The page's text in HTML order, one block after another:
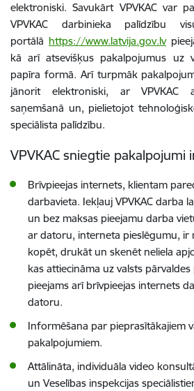
elektroniski. Savukārt VPVKAC var
VPVKAC darbinieka palīdzību
portālā https://www.latvija.gov.lv
kā arī atsevišķus pakalpojumus uz
papīra formā. Arī turpmāk
jānorit elektroniski, ar VPVKAC
saņemšanā un, pielietojot
speciālista palīdzību.
VPVKAC sniegtie pakalpojumi
Brīvpieejas internets, klientam
darbavieta. Iekļauj VPVKAC darba
un bez maksas pieejamu darba
ar datoru, interneta pieslēgumu, ir
kopēt, drukāt un skenēt neliela
kas attiecināma uz valsts
pieejams arī brīvpieejas internets
datoru.
Informēšana par pieprasītākajiem
pakalpojumiem.
Attālināta, individuāla video
un Veselības inspekcijas